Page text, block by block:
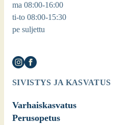
ma 08:00-16:00
ti-to 08:00-15:30
pe suljettu
SIVISTYS JA KASVATUS
Varhaiskasvatus
Perusopetus